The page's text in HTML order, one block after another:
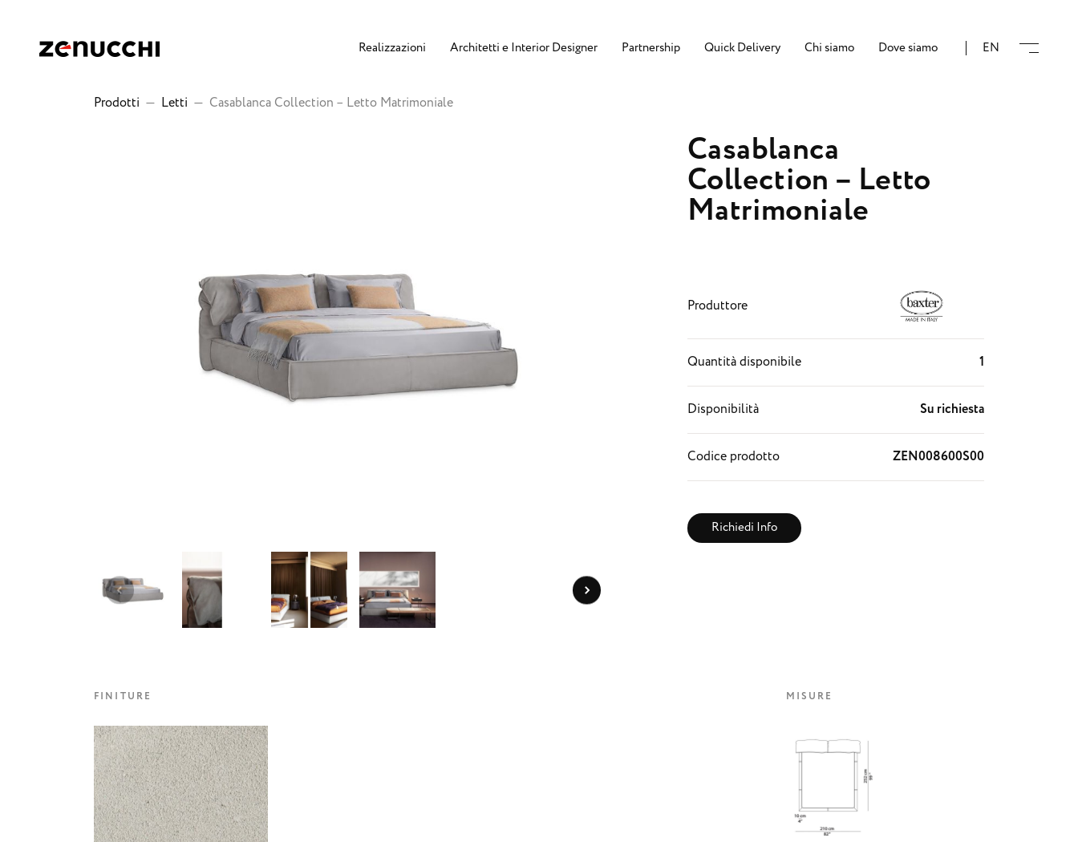
Realizzazioni Architetti e Interior Designer Partnership Quick Delivery Chi siamo Dove siamo EN
Prodotti — Letti — Casablanca Collection – Letto Matrimoniale
Casablanca
Collection – Letto
Matrimoniale
Produttore
Quantità disponibile 1
Disponibilità Su richiesta
Codice prodotto ZEN008600S00
Richiedi Info
FINITURE MISURE